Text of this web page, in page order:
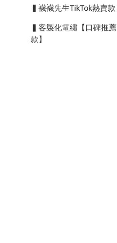
▍襪襪先生TikTok熱賣款
▍客製化電繡【口碑推薦
款】